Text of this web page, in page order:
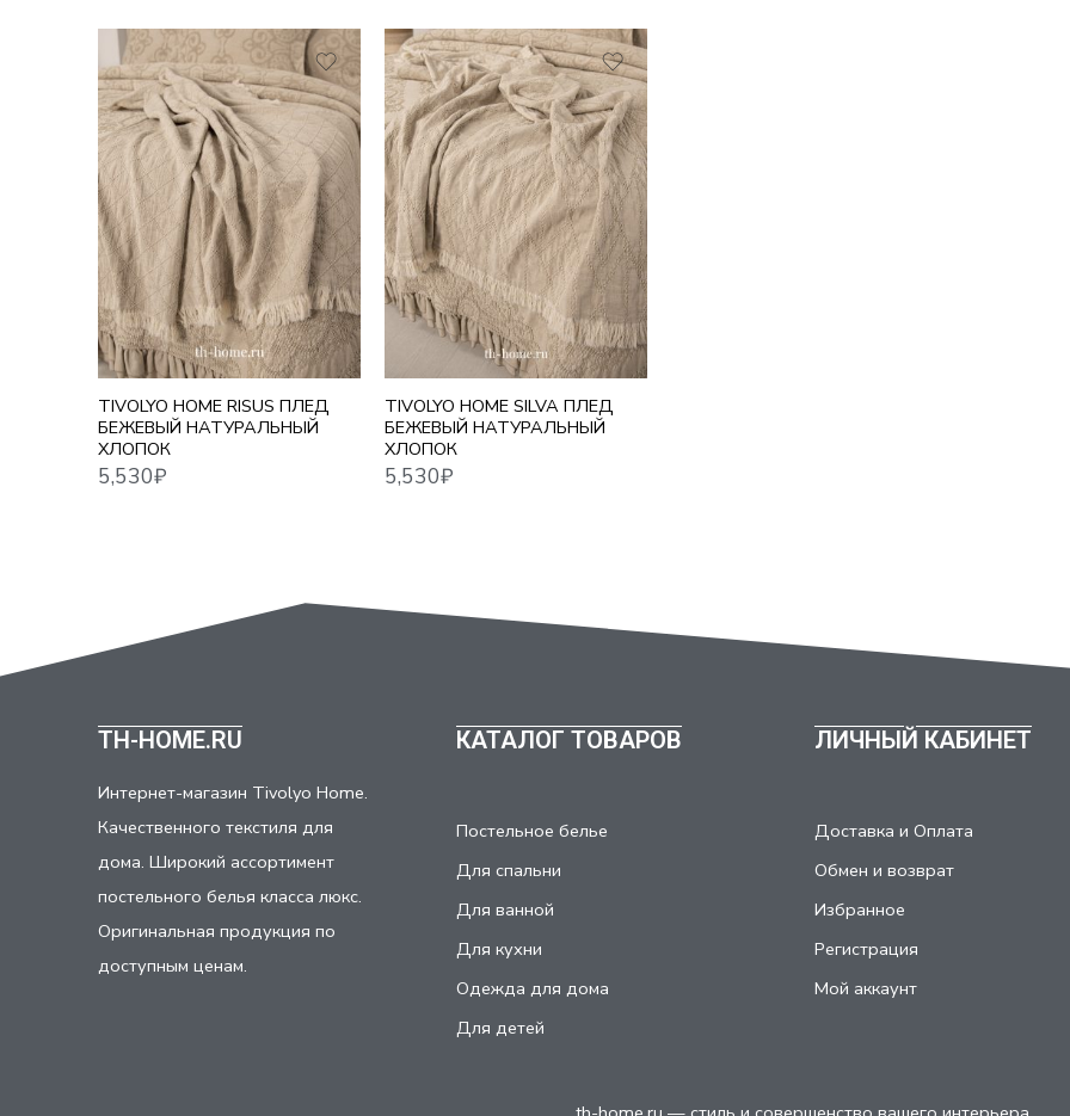
TIVOLYO HOME RISUS ПЛЕД
БЕЖЕВЫЙ НАТУРАЛЬНЫЙ
ХЛОПОК
5,530₽
TIVOLYO HOME SILVA ПЛЕД
БЕЖЕВЫЙ НАТУРАЛЬНЫЙ
ХЛОПОК
5,530₽
TH-HOME.RU
Интернет-магазин Tivolyo Home.
Качественного текстиля для
дома. Широкий ассортимент
постельного белья класса люкс.
Оригинальная продукция по
доступным ценам.
КАТАЛОГ ТОВАРОВ
Постельное белье
Для спальни
Для ванной
Для кухни
Одежда для дома
Для детей
ЛИЧНЫЙ КАБИНЕТ
Доставка и Оплата
Обмен и возврат
Избранное
Регистрация
Мой аккаунт